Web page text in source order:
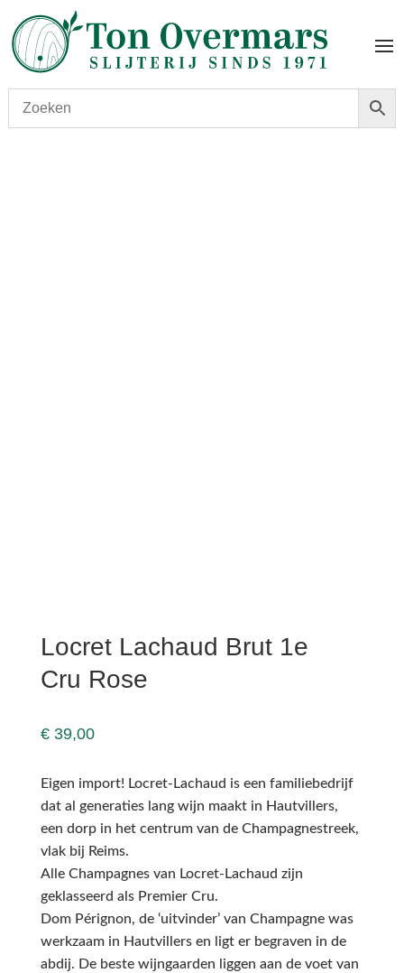
Locret Lachaud Brut 1e
Cru Rose
€39,00
Eigen import! Locret-Lachaud is een familiebedrijf
dat al generaties lang wijn maakt in Hautvillers,
een dorp in het centrum van de Champagnestreek,
vlak bij Reims.
Alle Champagnes van Locret-Lachaud zijn
geklasseerd als Premier Cru.
Dom Pérignon, de ‘uitvinder’ van Champagne was
werkzaam in Hautvillers en ligt er begraven in de
abdij. De beste wijngaarden liggen aan de voet van